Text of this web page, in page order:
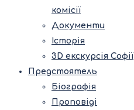
комісії
Документи
Історія
3D екскурсія Софії
Предстоятель
Біографія
Проповіді